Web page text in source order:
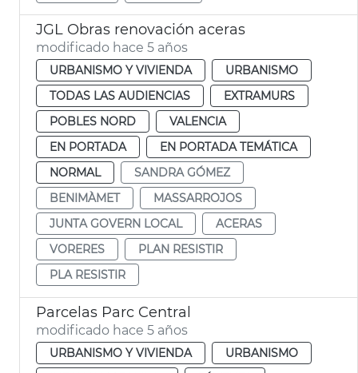
JGL Obras renovación aceras
modificado hace 5 años
URBANISMO Y VIVIENDA
URBANISMO
TODAS LAS AUDIENCIAS
EXTRAMURS
POBLES NORD
VALENCIA
EN PORTADA
EN PORTADA TEMÁTICA
NORMAL
SANDRA GÓMEZ
BENIMÀMET
MASSARROJOS
JUNTA GOVERN LOCAL
ACERAS
VORERES
PLAN RESISTIR
PLA RESISTIR
Parcelas Parc Central
modificado hace 5 años
URBANISMO Y VIVIENDA
URBANISMO